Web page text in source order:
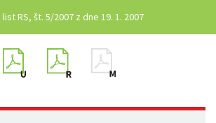
list RS, št. 5/2007 z dne 19. 1. 2007